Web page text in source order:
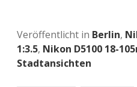
Veröffentlicht in Berlin,
1:3.5, Nikon D5100 18-
Stadtansichten